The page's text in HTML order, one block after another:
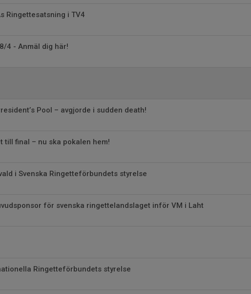
Ringettesatsning i TV4
4 - Anmäl dig här!
Pool – avgjorde i sudden death!
till final – nu ska pokalen hem!
i Svenska Ringetteförbundets styrelse
för svenska ringettelandslaget inför VM i Laht
Ringetteförbundets styrelse